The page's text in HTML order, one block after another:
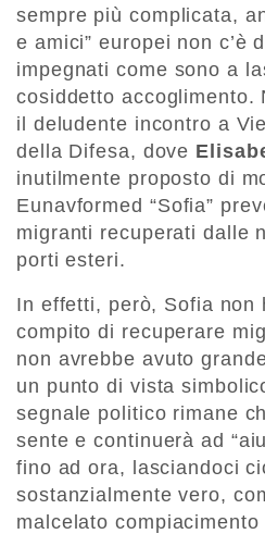
sempre più complicata,
e amici” europei non c’è
impegnati come sono a
cosiddetto accoglimento.
il deludente incontro a
della Difesa, dove
inutilmente proposto di
Eunavformed “Sofia”
migranti recuperati dalle
porti esteri.
In effetti, però, Sofia non
compito di recuperare
non avrebbe avuto
un punto di vista
segnale politico rimane
sente e continuerà ad
fino ad ora, lasciandoci
sostanzialmente vero,
malcelato